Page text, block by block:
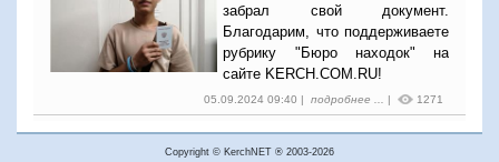
забрал свой документ.
Благодарим, что поддерживаете
рубрику "Бюро находок" на
сайте KERCH.COM.RU!
05.09.2024 09:40 | подробнее ... | 1271
Copyright © KerchNET ® 2003-2026